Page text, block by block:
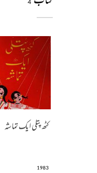
4
کٹھ پتلی ایک تماشہ
1983